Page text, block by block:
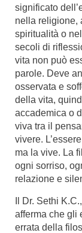
significato
nella religione,
spiritualità o
secoli di
vita non può
parole. Deve
osservata e
della vita,
accademica o
viva tra il
vivere.
ma la vive. La
ogni sorriso,
relazione e
Il Dr. Sethi
afferma che gli
errata della